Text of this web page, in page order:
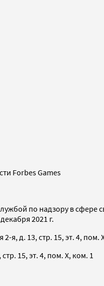
Forbes Games
по надзору в
2021 г.
я, д. 13, стр. 15, эт. 4, пом.
15, эт. 4, пом. X, ком. 1